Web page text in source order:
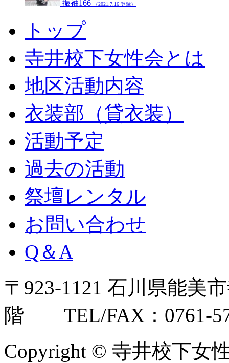
振袖166 （2021.7.16 登録）
トップ
寺井校下女性会とは
地区活動内容
衣装部（貸衣装）
活動予定
過去の活動
祭壇レンタル
お問い合わせ
Q＆A
〒923-1121 石川県能美
階 TEL/FAX：0761-
Copyright © 寺井校下女